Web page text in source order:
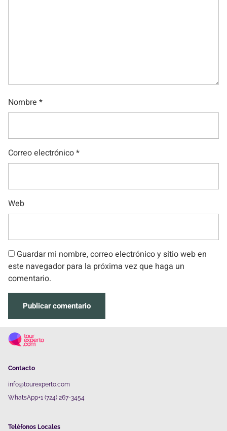
Nombre *
Correo electrónico*
Web
Guardar mi nombre, correo electrónico y sitio web en
este navegador para la próxima vez que haga un
comentario.
Contacto
info@tourexperto.com
WhatsApp+1 (724) 267-3454
Teléfonos Locales